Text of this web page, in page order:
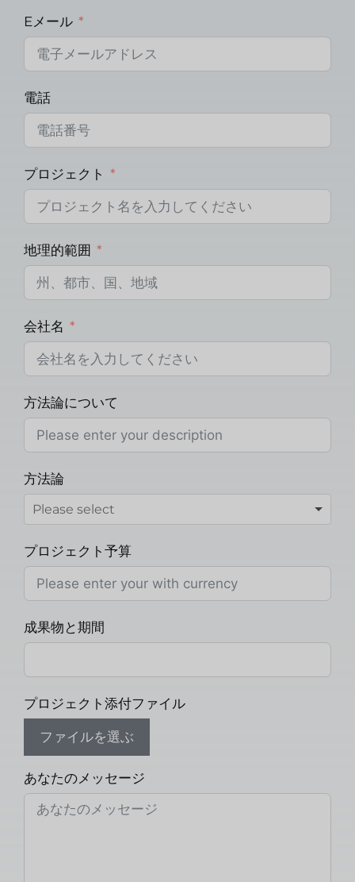
Eメール
電話
プロジェクト
地理的範囲
会社名
方法論について
方法論
プロジェクト予算
成果物と期間
プロジェクト添付ファイル
ファイルを選ぶ
あなたのメッセージ